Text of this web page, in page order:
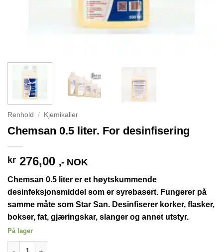
Renhold / Kjemikalier
Chemsan 0.5 liter. For desinfisering
kr 276,00 ,- NOK
Chemsan 0.5 liter er et høytskummende
desinfeksjonsmiddel som er syrebasert. Fungerer på
samme måte som Star San. Desinfiserer korker, flasker,
bokser, fat, gjæringskar, slanger og annet utstyr.
På lager
Chemsan 0.5 liter. For desinfisering antall